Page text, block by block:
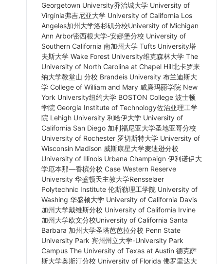
Georgetown University乔治城大学 University of
Virginia弗吉尼亚大学 University of California Los
Angeles加州大学洛杉矶分校University of Michigan
Ann Arbor密西根大学-安娜堡分校 University of
Southern California 南加州大学 Tufts University塔
夫斯大学 Wake Forest University维克森林大学 The
University of North Carolina at Chapel Hill北卡罗来
纳大学教堂山 分校 Brandeis University 布兰迪斯大
学 College of William and Mary 威廉玛丽学院 New
York University纽约大学 BOSTON College 波士顿
学院 Georgia Institute of Technology佐治亚理工学
院 Lehigh University 利哈伊大学 University of
California San Diego 加利福尼亚大学圣地亚哥分校
University of Rochester 罗切斯特大学 University of
Wisconsin Madison 威斯康星大学麦迪逊分校
University of Illinois Urbana Champaign 伊利诺伊大
学厄本那—香槟分校 Case Western Reserve
University 华盛顿天主教大学Rensselaer
Polytechnic Institute 伦斯勒理工学院 University of
Washing 华盛顿大学 University of California Davis
加州大学戴维斯分校 University of California Irvine
加州大学欧文分校University of California Santa
Barbara 加州大学圣塔芭芭拉分校 Penn State
University Park 宾州州立大学-University Park
Campus The University of Texas at Austin 德克萨
斯大学奥斯汀分校 University of Florida 佛罗里达大